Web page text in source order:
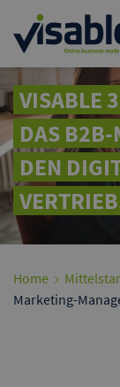
VISABLE
DAS
DEN
Home
Marketing-